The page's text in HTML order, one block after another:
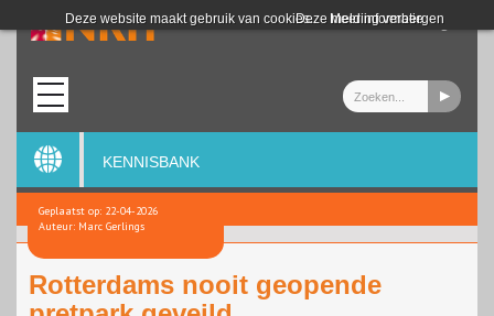
Deze website maakt gebruik van cookies. Meer informatie
Deze melding verbergen
Login
KENNISBANK
Geplaatst op: 22-04-2026
Auteur: Marc Gerlings
Rotterdams nooit geopende